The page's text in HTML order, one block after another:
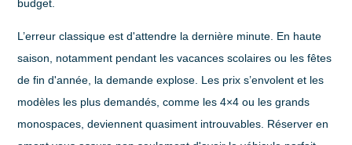
budget.
L’erreur classique est d'attendre la dernière minute. En haute
saison, notamment pendant les vacances scolaires ou les fêtes
de fin d'année, la demande explose. Les prix s’envolent et les
modèles les plus demandés, comme les 4×4 ou les grands
monospaces, deviennent quasiment introuvables. Réserver en